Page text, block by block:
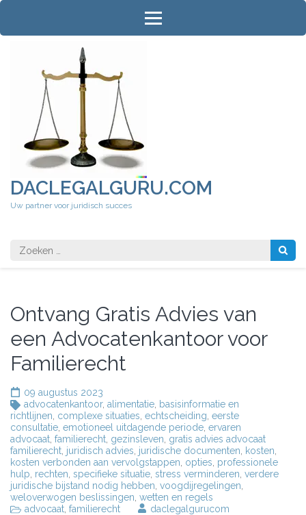
Ga
inhoud
DACLEGALGURU.COM
Uw partner voor juridisch succes
Zoeken
naar:
Ontvang Gratis Advies van
een Advocatenkantoor voor
Familierecht
09 augustus 2023
advocatenkantoor, alimentatie basisinformatie en
richtlijnen complexe situaties echtscheiding eerste
consultatie emotioneel uitdagende periode ervaren
advocaat familierecht gezinsleven gratis advies advocaat
familierecht juridisch advies juridische documenten kosten
kosten verbonden aan vervolgstappen opties professionele
hulp rechten specifieke situatie stress verminderen verdere
juridische bijstand nodig hebben voogdijregelingen
weloverwogen beslissingen wetten en regels
advocaat familierecht daclegalgurucom